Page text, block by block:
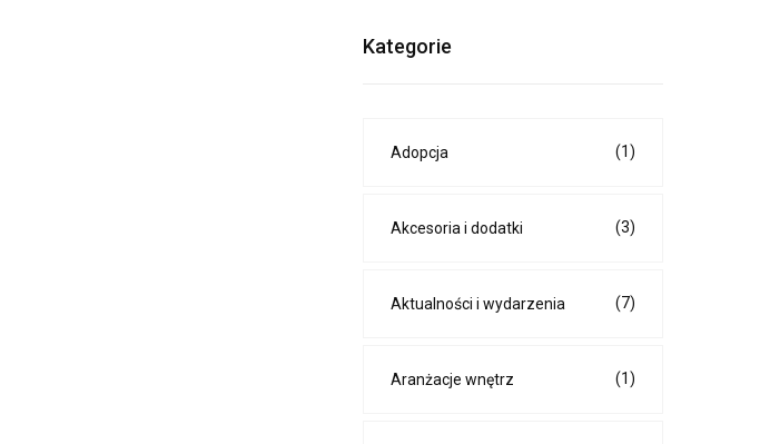
Kategorie
Adopcja (1)
Akcesoria i dodatki (3)
Aktualności i wydarzenia (7)
Aranżacje wnętrz (1)